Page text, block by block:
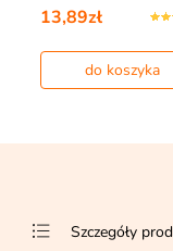
13,89zł
do koszyka
Szczegóły